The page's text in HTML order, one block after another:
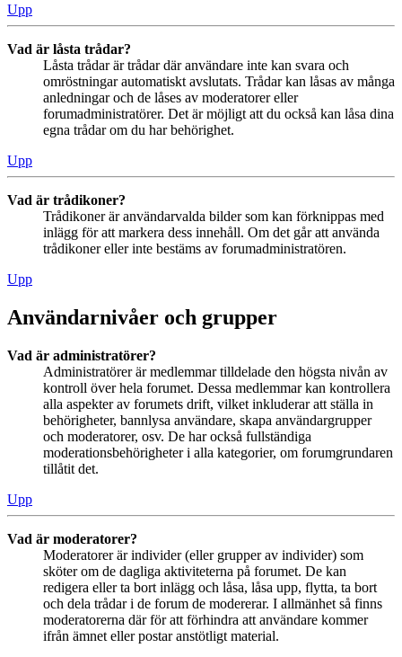
Upp
Vad är låsta trådar?
Låsta trådar är trådar där användare inte kan svara och
omröstningar automatiskt avslutats. Trådar kan låsas av många
anledningar och de låses av moderatorer eller
forumadministratörer. Det är möjligt att du också kan låsa dina
egna trådar om du har behörighet.
Upp
Vad är trådikoner?
Trådikoner är användarvalda bilder som kan förknippas med
inlägg för att markera dess innehåll. Om det går att använda
trådikoner eller inte bestäms av forumadministratören.
Upp
Användarnivåer och grupper
Vad är administratörer?
Administratörer är medlemmar tilldelade den högsta nivån av
kontroll över hela forumet. Dessa medlemmar kan kontrollera
alla aspekter av forumets drift, vilket inkluderar att ställa in
behörigheter, bannlysa användare, skapa användargrupper
och moderatorer, osv. De har också fullständiga
moderationsbehörigheter i alla kategorier, om forumgrundaren
tillåtit det.
Upp
Vad är moderatorer?
Moderatorer är individer (eller grupper av individer) som
sköter om de dagliga aktiviteterna på forumet. De kan
redigera eller ta bort inlägg och låsa, låsa upp, flytta, ta bort
och dela trådar i de forum de modererar. I allmänhet så finns
moderatorerna där för att förhindra att användare kommer
ifrån ämnet eller postar anstötligt material.